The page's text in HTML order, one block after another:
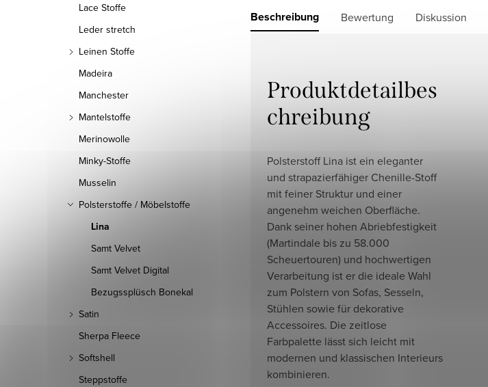
Lace Stoffe
Leder stretch
Leinen Stoffe
Madeira
Manchester
Mantelstoffe
Merinowolle
Minky-Stoffe
Musselin
Polsterstoffe / Möbelstoffe
Lina
Samt Velvet
Samt Velvet Digital
Bezugssplüsch Bonekal
Satin
Sherpa Fleece
Softshell
Steppstoffe
Beschreibung Bewertung Diskussion
Produktdetailbes
chreibung
Polsterstoff Lina ist ein eleganter
und strapazierfähiger Chenille-Stoff
mit feiner Struktur und einer
angenehm weichen Oberfläche.
Dank seiner hohen Abriebfestigkeit
(Martindale bis zu 58.000
Scheuertouren) und hochwertigen
Verarbeitung ist er die ideale Wahl
zum Polstern von Sofas, Sesseln,
Stühlen sowie für dekorative
Accessoires. Die zeitlose
Farbpalette lässt sich leicht mit
modernen und klassischen Interieurs
kombinieren.